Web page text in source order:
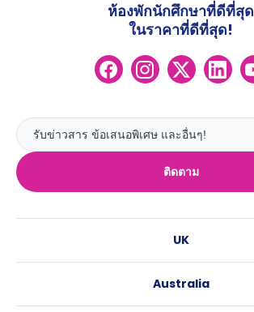
ติดตาม
ห้องพักนักศึกษาที่ดีที่สุด
ในราคาที่ดีที่สุด!
UK
Australia